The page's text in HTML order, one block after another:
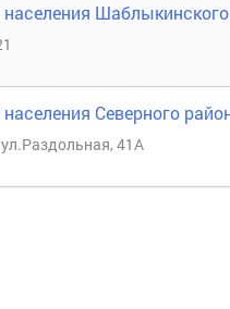
Северного
41А